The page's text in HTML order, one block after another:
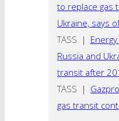
to replace gas
Ukraine, says
TASS ｜
Russia and
transit after
TASS ｜
gas transit